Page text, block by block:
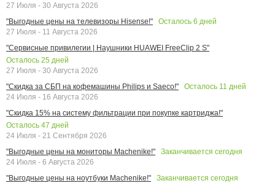
27 Июля - 30 Августа 2026
"Выгодные цены на телевизоры Hisense!"
Осталось 6 дней
27 Июля - 11 Августа 2026
"Сервисные привилегии | Наушники HUAWEI FreeClip 2 S"
Осталось 25 дней
27 Июля - 30 Августа 2026
"Скидка за СБП на кофемашины Philips и Saeco!"
Осталось 11 дней
24 Июля - 16 Августа 2026
"Скидка 15% на систему фильтрации при покупке картриджа!"
Осталось 47 дней
24 Июля - 21 Сентября 2026
"Выгодные цены на мониторы Machenike!"
Заканчивается сегодня
24 Июля - 6 Августа 2026
"Выгодные цены на ноутбуки Machenike!"
Заканчивается сегодня